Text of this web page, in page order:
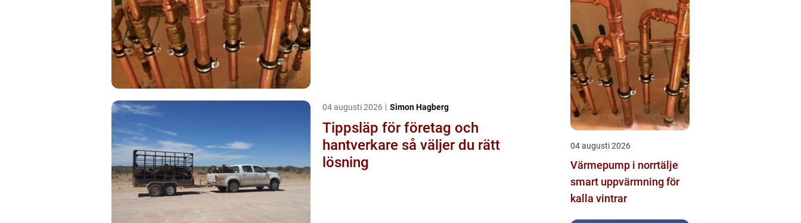
04 augusti 2026 Simon Hagberg
Tippsläp för företag och
hantverkare så väljer du rätt
lösning
04 augusti 2026
Värmepump i norrtälje
smart uppvärmning för
kalla vintrar